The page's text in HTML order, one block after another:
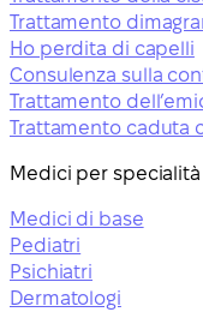
Trattamento
Ho perdita di capelli
Consulenza sulla
Trattamento
Trattamento caduta
Medici per specialità
Medici di base
Pediatri
Psichiatri
Dermatologi